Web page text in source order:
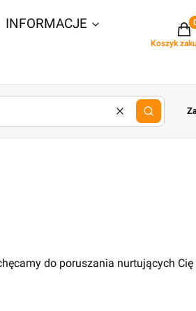
INFORMACJE
Koszyk
Wyczyśćlub wpisz
do poruszania nurtujących